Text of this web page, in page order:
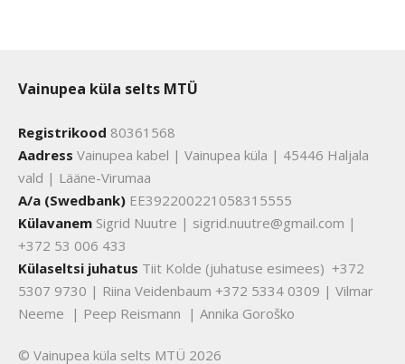
Vainupea küla selts MTÜ
Registrikood 80361568
Aadress Vainupea kabel | Vainupea küla | 45446 Haljala
vald | Lääne-Virumaa
A/a (Swedbank) EE392200221058315555
Külavanem Sigrid Nuutre | sigrid.nuutre@gmail.com |
+372 53 006 433
Külaseltsi juhatus Tiit Kolde (juhatuse esimees) +372
5307 9730 | Riina Veidenbaum +372 5334 0309 | Vilmar
Neeme | Peep Reismann | Annika Goroško
© Vainupea küla selts MTÜ 2026